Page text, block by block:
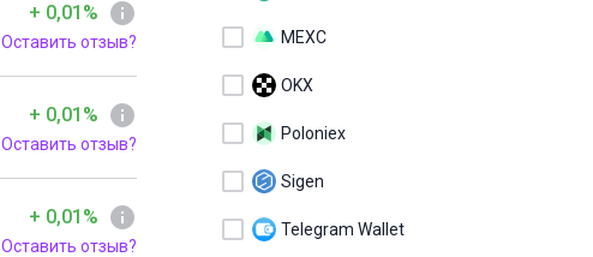
+ 0,01%
Оставить отзыв?
+ 0,01%
Оставить отзыв?
+ 0,01%
Оставить отзыв?
MEXC
OKX
Poloniex
Sigen
Telegram Wallet